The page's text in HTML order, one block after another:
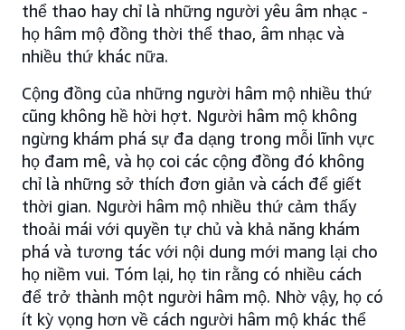
thể thao hay chỉ là những người yêu âm nhạc -
họ hâm mộ đồng thời thể thao, âm nhạc và
nhiều thứ khác nữa.
Cộng đồng của những người hâm mộ nhiều thứ
cũng không hề hời hợt. Người hâm mộ không
ngừng khám phá sự đa dạng trong mỗi lĩnh vực
họ đam mê, và họ coi các cộng đồng đó không
chỉ là những sở thích đơn giản và cách để giết
thời gian. Người hâm mộ nhiều thứ cảm thấy
thoải mái với quyền tự chủ và khả năng khám
phá và tương tác với nội dung mới mang lại cho
họ niềm vui. Tóm lại, họ tin rằng có nhiều cách
để trở thành một người hâm mộ. Nhờ vậy, họ có
ít kỳ vọng hơn về cách người hâm mộ khác thể